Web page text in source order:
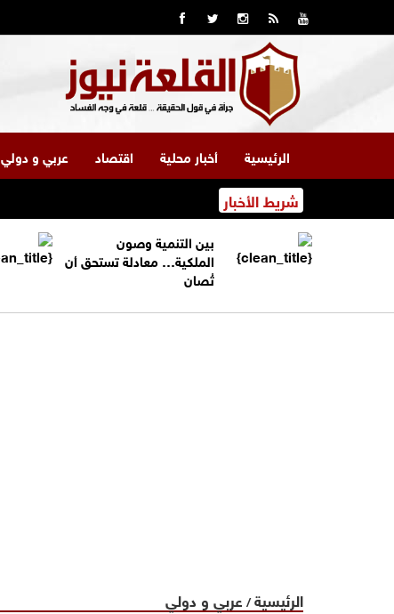
الرئيسية أخبار محلية اقتصاد عربي و دولي
شريط الأخبار
بين التنمية وصون
الملكية… معادلة تستحق أن
تُصان
الرئيسية/ عربي و دولي